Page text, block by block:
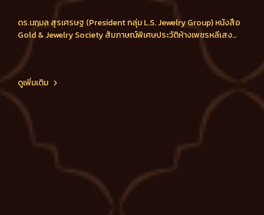
ดร.นฤมล สุรเศรษฐ (President กลุ่ม L.S. Jewelry Group) หนังสือ
Gold & Jewelry Society สัมภาษณ์พิเศษประวัติห้างเพชรหลีเสง
ดูเพิ่มเติม